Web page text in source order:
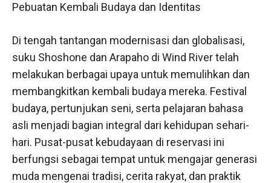
Pebuatan Kembali Budaya dan Identitas
Di tengah tantangan modernisasi dan globalisasi,
suku Shoshone dan Arapaho di Wind River telah
melakukan berbagai upaya untuk memulihkan dan
membangkitkan kembali budaya mereka. Festival
budaya, pertunjukan seni, serta pelajaran bahasa
asli menjadi bagian integral dari kehidupan sehari-
hari. Pusat-pusat kebudayaan di reservasi ini
berfungsi sebagai tempat untuk mengajar generasi
muda mengenai tradisi, cerita rakyat, dan praktik